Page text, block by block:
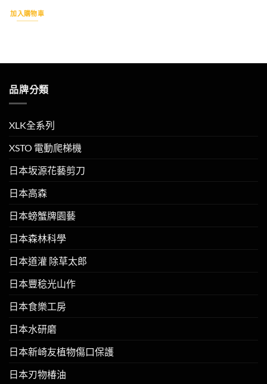
價
格：
加入購物車
品牌分類
XLK全系列
XSTO 電動爬梯機
日本坂源花藝剪刀
日本高森
日本螃蟹牌園藝
日本森林科學
日本道灌 除草太郎
日本豐稔光山作
日本食樂工房
日本水研磨
日本新崎友植物傷口保護
日本刃物椿油